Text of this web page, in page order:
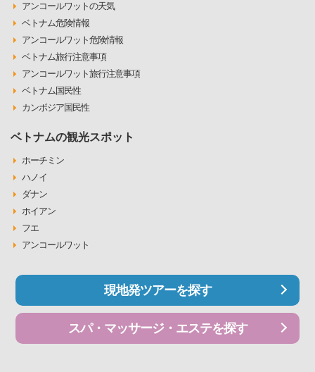
アンコールワットの天気
ベトナム危険情報
アンコールワット危険情報
ベトナム旅行注意事項
アンコールワット旅行注意事項
ベトナム国民性
カンボジア国民性
ベトナムの観光スポット
ホーチミン
ハノイ
ダナン
ホイアン
フエ
アンコールワット
現地発ツアーを探す
スパ・マッサージ・エステを探す